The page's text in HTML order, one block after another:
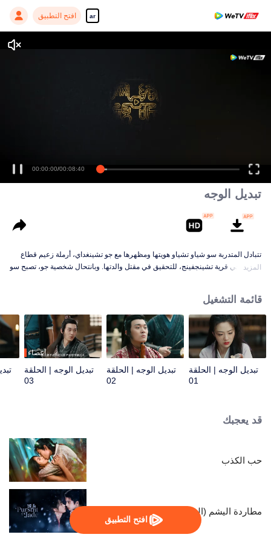
ar افتح التطبيق
افتح التطبيق
00:00:00/00:08:40
تبديل الوجه
تتبادل المتدربة سو شياو تشياو هويتها ومظهرها مع جو تشينغداي، أرملة زعيم قطاع
الطرق في قرية تشينجفينج، للتحقيق في مقتل والدتها. وبانتحال شخصية جو، تصبح سو
المزيد
قائمة التشغيل
تبديل الوجه | الحلقة
01
تبديل الوجه | الحلقة
02
أعضاء
تبديل الوجه | الحلقة
03
قد يعجبك
حب الكذب
مطاردة اليشم (النسخة الإنجليزية)